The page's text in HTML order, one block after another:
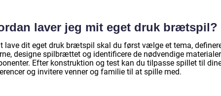
laver jeg mit eget druk brætspil?
lave dit eget druk brætspil skal du først vælge et tema,
designe spilbrættet og identificere de nødvendige
Efter konstruktion og test kan du tilpasse spillet til
og invitere venner og familie til at spille med.